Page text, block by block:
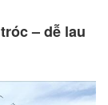
– dễ lau